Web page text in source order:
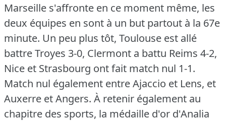
Marseille s'affronte en ce moment même, les
deux équipes en sont à un but partout à la 67e
minute. Un peu plus tôt, Toulouse est allé
battre Troyes 3-0, Clermont a battu Reims 4-2,
Nice et Strasbourg ont fait match nul 1-1.
Match nul également entre Ajaccio et Lens, et
Auxerre et Angers. À retenir également au
chapitre des sports, la médaille d'or d'Analia